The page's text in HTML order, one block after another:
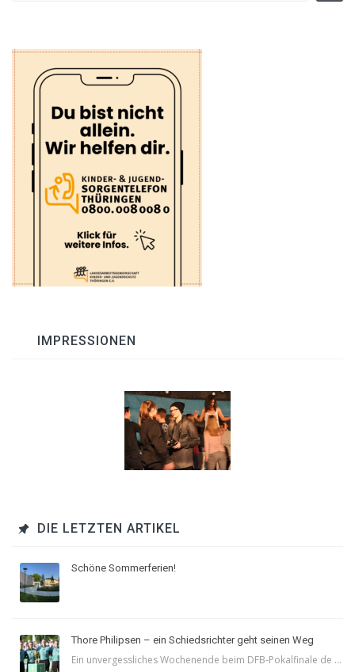
IMPRESSIONEN
DIE LETZTEN ARTIKEL
Schöne Sommerferien!
Thore Philipsen – ein Schiedsrichter geht seinen Weg
Ein unvergessliches Wochenende beim DFB-Pokalfinale de ...